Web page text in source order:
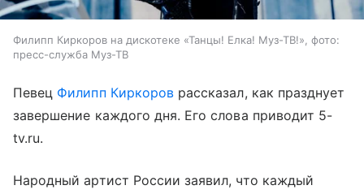
Филипп Киркоров на дискотеке «Танцы! Елка! Муз-ТВ!», фото:
пресс-служба Муз-ТВ
Певец Филипп Киркоров рассказал, как празднует
завершение каждого дня. Его слова приводит 5-
tv.ru.
Народный артист России заявил, что каждый